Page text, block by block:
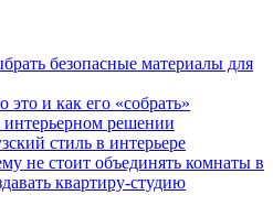
безопасные материалы для
это и как его «собрать»
решении
стиль в интерьере
не стоит объединять комнаты в
квартиру-студию